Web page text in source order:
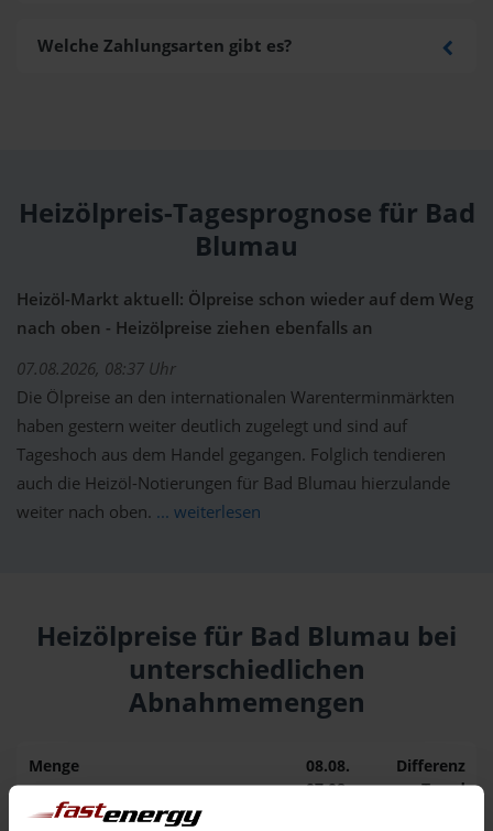
Welche Zahlungsarten gibt es?
Heizölpreis-Tagesprognose für Bad
Blumau
Heizöl-Markt aktuell: Ölpreise schon wieder auf dem Weg
nach oben - Heizölpreise ziehen ebenfalls an
07.08.2026, 08:37 Uhr
Die Ölpreise an den internationalen Warenterminmärkten
haben gestern weiter deutlich zugelegt und sind auf
Tageshoch aus dem Handel gegangen. Folglich tendieren
auch die Heizöl-Notierungen für Bad Blumau hierzulande
weiter nach oben. ... weiterlesen
Heizölpreise für Bad Blumau bei
unterschiedlichen
Abnahmemengen
Menge
08.08.
07.08.
Differenz
Trend